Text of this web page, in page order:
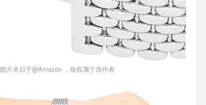
图片来自于@Amazon ，版权属于原作者